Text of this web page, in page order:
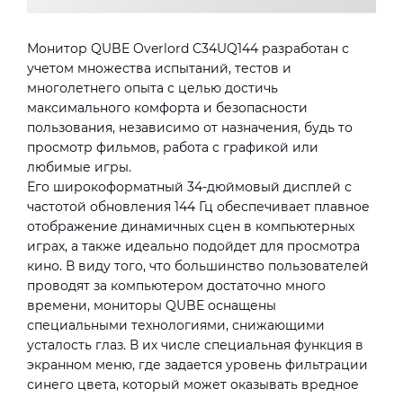
Монитор QUBE Overlord C34UQ144 разработан с
учетом множества испытаний, тестов и
многолетнего опыта с целью достичь
максимального комфорта и безопасности
пользования, независимо от назначения, будь то
просмотр фильмов, работа с графикой или
любимые игры.
Его широкоформатный 34-дюймовый дисплей с
частотой обновления 144 Гц обеспечивает плавное
отображение динамичных сцен в компьютерных
играх, а также идеально подойдет для просмотра
кино. В виду того, что большинство пользователей
проводят за компьютером достаточно много
времени, мониторы QUBE оснащены
специальными технологиями, снижающими
усталость глаз. В их числе специальная функция в
экранном меню, где задается уровень фильтрации
синего цвета, который может оказывать вредное